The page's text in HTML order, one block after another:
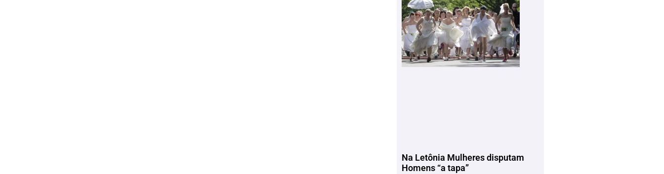
Na Letônia Mulheres disputam
Homens “a tapa”